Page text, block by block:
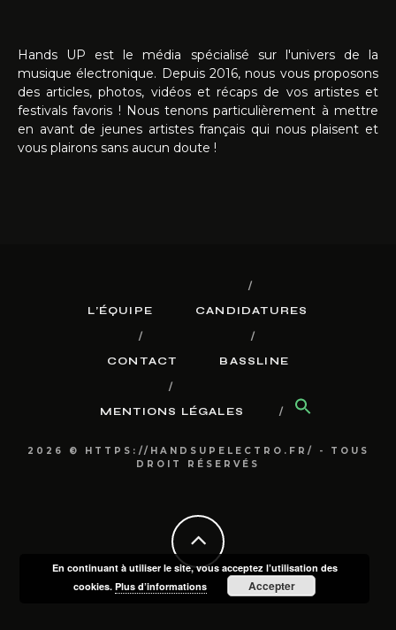
Hands UP est le média spécialisé sur l'univers de la
musique électronique. Depuis 2016, nous vous proposons
des articles, photos, vidéos et récaps de vos artistes et
festivals favoris ! Nous tenons particulièrement à mettre
en avant de jeunes artistes français qui nous plaisent et
vous plairons sans aucun doute !
L’ÉQUIPE CANDIDATURES
CONTACT BASSLINE
MENTIONS LÉGALES
2026 © HTTPS://HANDSUPELECTRO.FR/ - TOUS
DROIT RÉSERVÉS
En continuant à utiliser le site, vous acceptez l’utilisation des
cookies.Plus d’informations Accepter